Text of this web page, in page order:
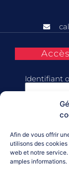
Afin de vous offrir
utilisons des
web et notre
amples informations.
Identifiant
Mot de
Se